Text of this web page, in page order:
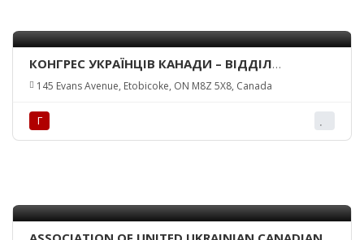
КОНГРЕС УКРАЇНЦІВ КАНАДИ – ВІДДІЛ
ТОРОНТО/UKRAINIAN-CANADIAN CONGRESS
TORONTO BRANCH
145 Evans Avenue, Etobicoke, ON M8Z 5X8, Canada
Г